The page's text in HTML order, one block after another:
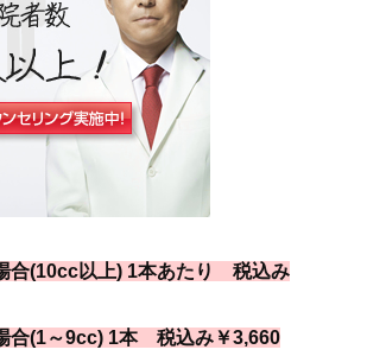
合(10cc以上) 1本あたり 税込み
合(1～9cc) 1本 税込み￥3,660